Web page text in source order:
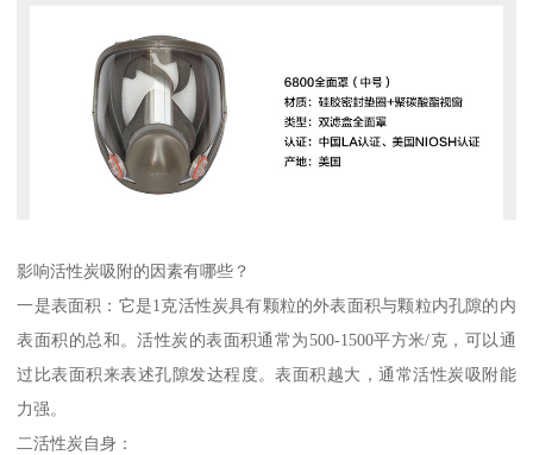
影响活性炭吸附的因素有哪些？
一是表面积：它是1克活性炭具有颗粒的外表面积与颗粒内孔隙的内
表面积的总和。活性炭的表面积通常为500-1500平方米/克，可以通
过比表面积来表述孔隙发达程度。表面积越大，通常活性炭吸附能
力强。
二活性炭自身：